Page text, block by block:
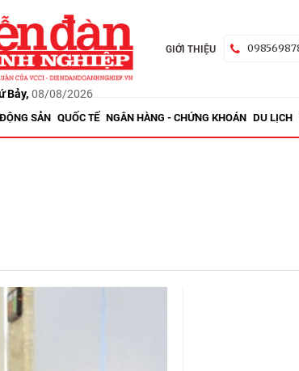
Bảy, 08/08/2026
GIỚI THIỆU
SẢN QUỐC TẾ NGÂN HÀNG - CHỨNG KHOÁN DU LỊCH